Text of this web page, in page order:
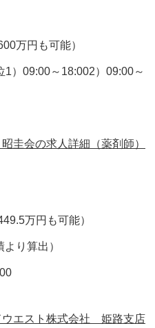
万円も可能）
09:00～18:002）09:00～
圭会の求人詳細（薬剤師）
万円も可能）
り算出）
ウエスト株式会社 姫路支店